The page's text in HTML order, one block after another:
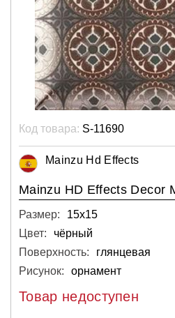
Код товара: S-11690
Mainzu Hd Effects
Mainzu HD Effects Decor
Размер:
15х15
Цвет:
чёрный
Поверхность:
глянцевая
Рисунок:
орнамент
Товар недоступен